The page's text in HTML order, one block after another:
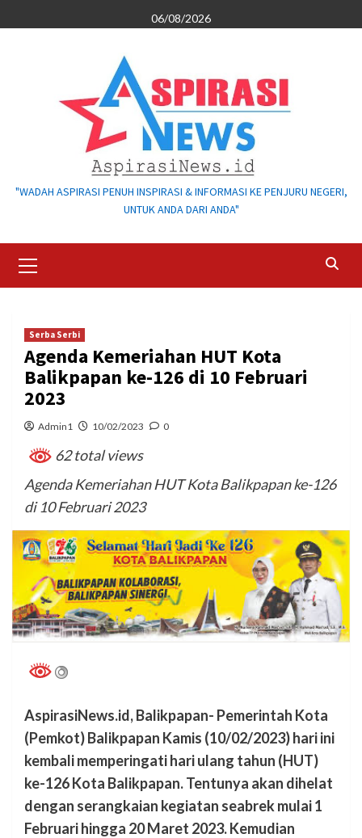
to
06/08/2026
"WADAH ASPIRASI PENUH INSPIRASI & INFORMASI KE PENJURU NEGERI,
UNTUK ANDA DARI ANDA"
Menu
Serba Serbi
Agenda Kemeriahan HUT Kota
Balikpapan ke-126 di 10 Februari
2023
Admin1 10/02/2023 0
62 total views
Agenda Kemeriahan HUT Kota Balikpapan ke-126
di 10 Februari 2023
AspirasiNews.id, Balikpapan- Pemerintah Kota
(Pemkot) Balikpapan Kamis (10/02/2023) hari ini
kembali memperingati hari ulang tahun (HUT)
ke-126 Kota Balikpapan. Tentunya akan dihelat
dengan serangkaian kegiatan seabrek mulai 1
Februari hingga 20 Maret 2023. Kemudian